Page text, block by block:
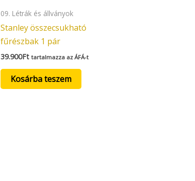
09. Létrák és állványok
Stanley összecsukható
fűrészbak 1 pár
39.900Ft tartalmazza az ÁFÁ-t
Kosárba teszem